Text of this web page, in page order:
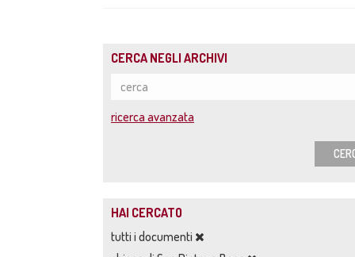
CERCA NEGLI ARCHIVI
ricerca avanzata
HAI CERCATO
tutti i documenti